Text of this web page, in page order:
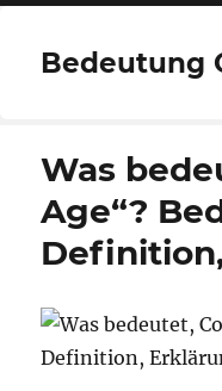
Bedeutung
Was
Age“?